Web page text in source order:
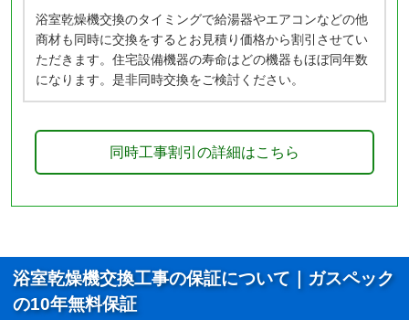
浴室乾燥機交換のタイミングで給湯器やエアコンなどの他
商材も同時に交換をするとお見積り価格から割引させてい
ただきます。住宅設備機器の寿命はどの機器もほぼ同年数
になります。是非同時交換をご検討ください。
同時工事割引の詳細はこちら
浴室乾燥機交換工事の保証について｜ガスペック
の10年無料保証